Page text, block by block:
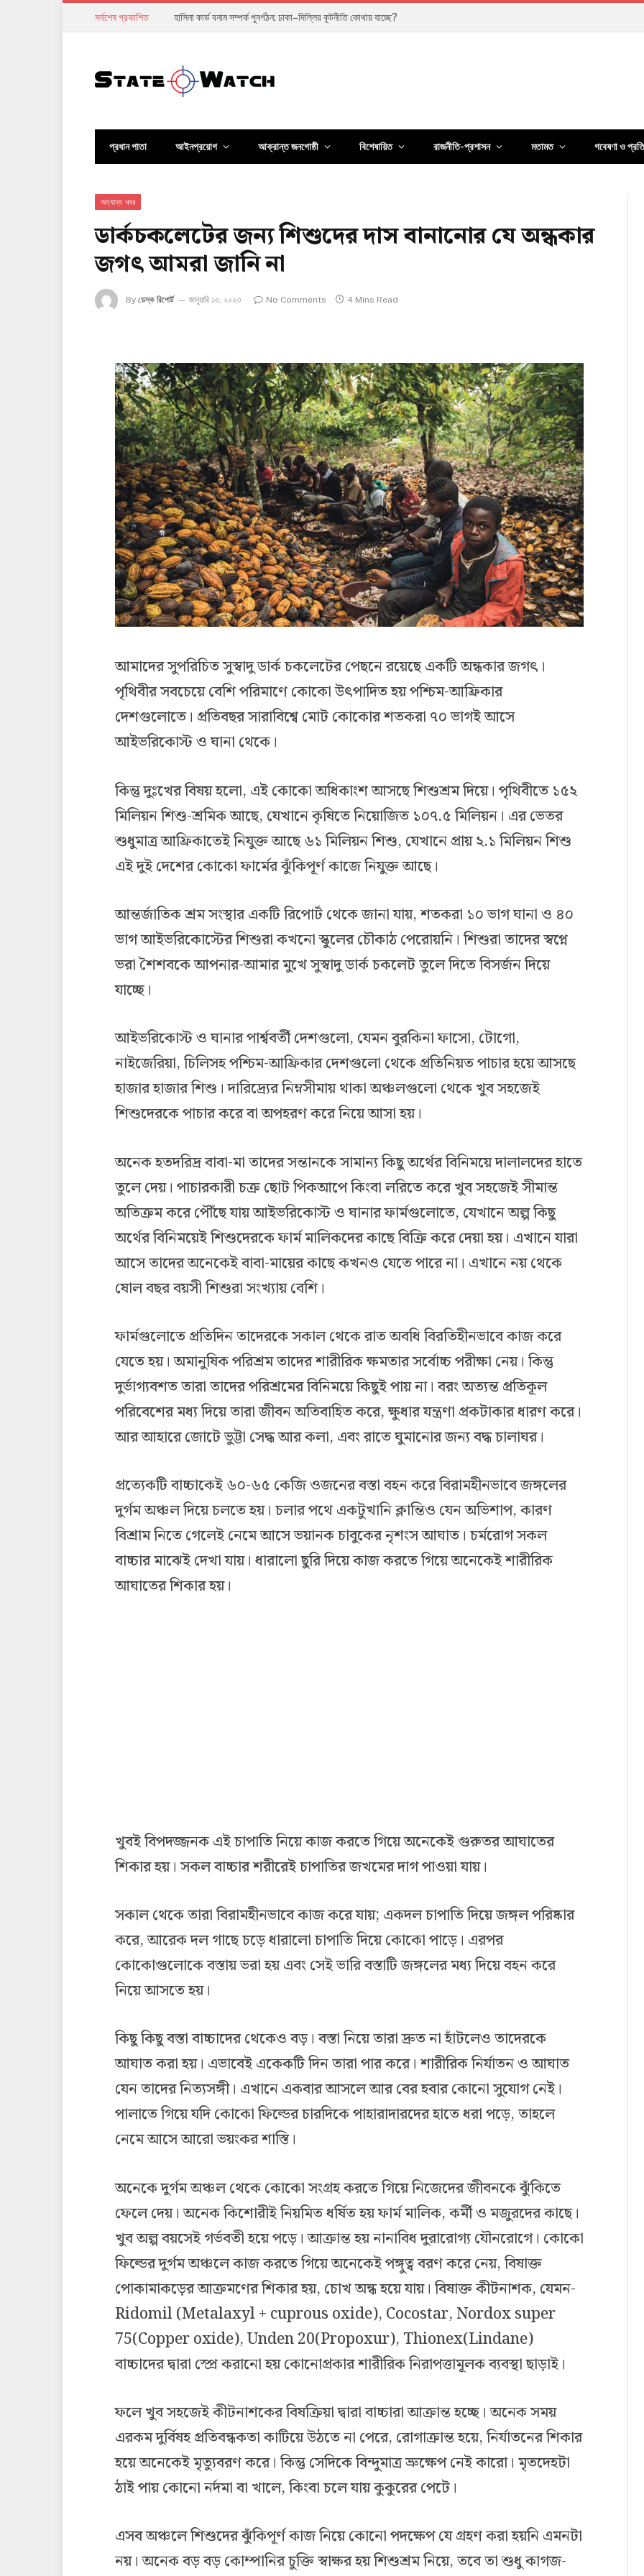
সর্বশেষ প্রকাশিত হরমুজের দরকষাকষি: ইরানের কঠোর শর্ত কি শান্তির পথ, নাকি নতুন সংকটের শুরু?
প্রধান পাতা আইনপ্রয়োগ আক্রান্ত জনগোষ্ঠী বিশেষায়িত রাজনীতি-প্রশাসন মতামত গবেষণা ও
অন্যান্য খবর
ডার্কচকলেটের জন্য শিশুদের দাস বানানোর যে অন্ধকার
জগৎ আমরা জানি না
By ডেস্ক রিপোর্ট জানুয়ারি ১৩, ২০২৩ No Comments 4 Mins Read
আমাদের সুপরিচিত সুস্বাদু ডার্ক চকলেটের পেছনে রয়েছে একটি অন্ধকার জগৎ।
পৃথিবীর সবচেয়ে বেশি পরিমাণে কোকো উৎপাদিত হয় পশ্চিম-আফ্রিকার
দেশগুলোতে। প্রতিবছর সারাবিশ্বে মোট কোকোর শতকরা ৭০ ভাগই আসে
আইভরিকোস্ট ও ঘানা থেকে।
কিন্তু দুঃখের বিষয় হলো, এই কোকো অধিকাংশ আসছে শিশুশ্রম দিয়ে। পৃথিবীতে ১৫২
মিলিয়ন শিশু-শ্রমিক আছে, যেখানে কৃষিতে নিয়োজিত ১০৭.৫ মিলিয়ন। এর ভেতর
শুধুমাত্র আফ্রিকাতেই নিযুক্ত আছে ৬১ মিলিয়ন শিশু, যেখানে প্রায় ২.১ মিলিয়ন শিশু
এই দুই দেশের কোকো ফার্মের ঝুঁকিপূর্ণ কাজে নিযুক্ত আছে।
আন্তর্জাতিক শ্রম সংস্থার একটি রিপোর্ট থেকে জানা যায়, শতকরা ১০ ভাগ ঘানা ও ৪০
ভাগ আইভরিকোস্টের শিশুরা কখনো স্কুলের চৌকাঠ পেরোয়নি। শিশুরা তাদের স্বপ্নে
ভরা শৈশবকে আপনার-আমার মুখে সুস্বাদু ডার্ক চকলেট তুলে দিতে বিসর্জন দিয়ে
যাচ্ছে।
আইভরিকোস্ট ও ঘানার পার্শ্ববর্তী দেশগুলো, যেমন বুরকিনা ফাসো, টোগো,
নাইজেরিয়া, চিলিসহ পশ্চিম-আফ্রিকার দেশগুলো থেকে প্রতিনিয়ত পাচার হয়ে আসছে
হাজার হাজার শিশু। দারিদ্র্যের নিম্নসীমায় থাকা অঞ্চলগুলো থেকে খুব সহজেই
শিশুদেরকে পাচার করে বা অপহরণ করে নিয়ে আসা হয়।
অনেক হতদরিদ্র বাবা-মা তাদের সন্তানকে সামান্য কিছু অর্থের বিনিময়ে দালালদের হাতে
তুলে দেয়। পাচারকারী চক্র ছোট পিকআপে কিংবা লরিতে করে খুব সহজেই সীমান্ত
অতিক্রম করে পৌঁছে যায় আইভরিকোস্ট ও ঘানার ফার্মগুলোতে, যেখানে অল্প কিছু
অর্থের বিনিময়েই শিশুদেরকে ফার্ম মালিকদের কাছে বিক্রি করে দেয়া হয়। এখানে যারা
আসে তাদের অনেকেই বাবা-মায়ের কাছে কখনও যেতে পারে না। এখানে নয় থেকে
ষোল বছর বয়সী শিশুরা সংখ্যায় বেশি।
ফার্মগুলোতে প্রতিদিন তাদেরকে সকাল থেকে রাত অবধি বিরতিহীনভাবে কাজ করে
যেতে হয়। অমানুষিক পরিশ্রম তাদের শারীরিক ক্ষমতার সর্বোচ্চ পরীক্ষা নেয়। কিন্তু
দুর্ভাগ্যবশত তারা তাদের পরিশ্রমের বিনিময়ে কিছুই পায় না। বরং অত্যন্ত প্রতিকূল
পরিবেশের মধ্য দিয়ে তারা জীবন অতিবাহিত করে, ক্ষুধার যন্ত্রণা প্রকটাকার ধারণ করে।
আর আহারে জোটে ভুট্টা সেদ্ধ আর কলা, এবং রাতে ঘুমানোর জন্য বদ্ধ চালাঘর।
প্রত্যেকটি বাচ্চাকেই ৬০-৬৫ কেজি ওজনের বস্তা বহন করে বিরামহীনভাবে জঙ্গলের
দুর্গম অঞ্চল দিয়ে চলতে হয়। চলার পথে একটুখানি ক্লান্তিও যেন অভিশাপ, কারণ
বিশ্রাম নিতে গেলেই নেমে আসে ভয়ানক চাবুকের নৃশংস আঘাত। চর্মরোগ সকল
বাচ্চার মাঝেই দেখা যায়। ধারালো ছুরি দিয়ে কাজ করতে গিয়ে অনেকেই শারীরিক
আঘাতের শিকার হয়।
খুবই বিপদজ্জনক এই চাপাতি নিয়ে কাজ করতে গিয়ে অনেকেই গুরুতর আঘাতের
শিকার হয়। সকল বাচ্চার শরীরেই চাপাতির জখমের দাগ পাওয়া যায়।
সকাল থেকে তারা বিরামহীনভাবে কাজ করে যায়; একদল চাপাতি দিয়ে জঙ্গল পরিষ্কার
করে, আরেক দল গাছে চড়ে ধারালো চাপাতি দিয়ে কোকো পাড়ে। এরপর
কোকোগুলোকে বস্তায় ভরা হয় এবং সেই ভারি বস্তাটি জঙ্গলের মধ্য দিয়ে বহন করে
নিয়ে আসতে হয়।
কিছু কিছু বস্তা বাচ্চাদের থেকেও বড়। বস্তা নিয়ে তারা দ্রুত না হাঁটলেও তাদেরকে
আঘাত করা হয়। এভাবেই একেকটি দিন তারা পার করে। শারীরিক নির্যাতন ও আঘাত
যেন তাদের নিত্যসঙ্গী। এখানে একবার আসলে আর বের হবার কোনো সুযোগ নেই।
পালাতে গিয়ে যদি কোকো ফিল্ডের চারদিকে পাহারাদারদের হাতে ধরা পড়ে, তাহলে
নেমে আসে আরো ভয়ংকর শাস্তি।
অনেকে দুর্গম অঞ্চল থেকে কোকো সংগ্রহ করতে গিয়ে নিজেদের জীবনকে ঝুঁকিতে
ফেলে দেয়। অনেক কিশোরীই নিয়মিত ধর্ষিত হয় ফার্ম মালিক, কর্মী ও মজুরদের কাছে।
খুব অল্প বয়সেই গর্ভবতী হয়ে পড়ে। আক্রান্ত হয় নানাবিধ দুরারোগ্য যৌনরোগে। কোকো
ফিল্ডের দুর্গম অঞ্চলে কাজ করতে গিয়ে অনেকেই পঙ্গুত্ব বরণ করে নেয়, বিষাক্ত
পোকামাকড়ের আক্রমণের শিকার হয়, চোখ অন্ধ হয়ে যায়। বিষাক্ত কীটনাশক, যেমন-
Ridomil (Metalaxyl + cuprous oxide), Cocostar, Nordox super
75(Copper oxide), Unden 20(Propoxur), Thionex(Lindane)
বাচ্চাদের দ্বারা স্প্রে করানো হয় কোনোপ্রকার শারীরিক নিরাপত্তামূলক ব্যবস্থা ছাড়াই।
ফলে খুব সহজেই কীটনাশকের বিষক্রিয়া দ্বারা বাচ্চারা আক্রান্ত হচ্ছে। অনেক সময়
এরকম দুর্বিষহ প্রতিবন্ধকতা কাটিয়ে উঠতে না পেরে, রোগাক্রান্ত হয়ে, নির্যাতনের শিকার
হয়ে অনেকেই মৃত্যুবরণ করে। কিন্তু সেদিকে বিন্দুমাত্র ভ্রুক্ষেপ নেই কারো। মৃতদেহটা
ঠাই পায় কোনো নর্দমা বা খালে, কিংবা চলে যায় কুকুরের পেটে।
এসব অঞ্চলে শিশুদের ঝুঁকিপূর্ণ কাজ নিয়ে কোনো পদক্ষেপ যে গ্রহণ করা হয়নি এমনটা
নয়। অনেক বড় বড় কোম্পানির চুক্তি স্বাক্ষর হয় শিশুশ্রম নিয়ে, তবে তা শুধু কাগজ-